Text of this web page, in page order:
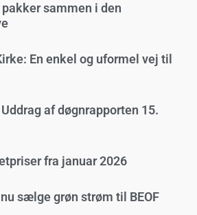
sammen i den
En enkel og uformel vej til
af døgnrapporten 15.
fra januar 2026
sælge grøn strøm til BEOF